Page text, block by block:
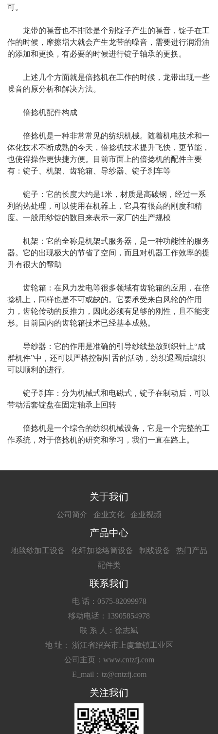
可。
龙带的噪音也不排除是个别锭子产生的噪音，锭子在工
作的时候，摩擦增大就会产生龙带的噪音，需要进行润滑油
的添加和更换，有必要的时候进行锭子轴承的更换。
上述几个方面就是倍捻机在工作的时候，龙带出现一些
噪音的原分析和解决方法。
倍捻机配件构成
倍捻机是一种非常常见的纺织机械。随着机电技术和一
体化技术不断成熟的今天，倍捻机技术提升飞快，更节能，
也使得操作更快捷方便。目前市面上的倍捻机的配件主要
有：锭子、机架、齿轮箱、导纱器、锭子刹车等
锭子：它的长度大约是1米，材质是高碳钢，经过一系
列的热处理，可以使用在机器上，它具有很高的刚度和精
度。一般用纱锭的数目来表示一家厂的生产规模
机架：它的全称是机架式服务器，是一种功能性的服务
器。它的出现极大的节省了空间，而且对机器工作效率的提
升有很大的帮助
齿轮箱：在风力发电等很多领域有齿轮箱的应用，在倍
捻机上，同样也是不可或缺的。它要承受来自风轮的作用
力，齿轮传动的反推力，因此必须有足够的刚性，且不能变
形。目前国内的齿轮箱技术已经基本成熟。
导纱器：它的作用是准确的引导纱线垫放到织针上“成
群机件”中，还可以严格控制针舌的活动，纺织退圈后编织
可以顺利的进行。
锭子刹车：分为机械式和电磁式，锭子在制动后，可以
带动活套锭盘在固定轴承上回转
倍捻机是一个综合的纺织机械设备，它是一个完整的工
作系统，对于倍捻机的研究和学习，我们一直在路上。
关于我们
公司简介 企业文化 企业视频
产品中心
地毯纱加工设备 化纤加捻络筒设备 制线设备
热门产品
配件类
联系我们
电 话：0575-82099978
移动电话：13905854978
联 系 人：徐志斌
地 址： 浙江省绍兴市上虞章镇工业区
公司主页：www.cntzfj.com
E_mail：tz@cntzfj.com
关注我们